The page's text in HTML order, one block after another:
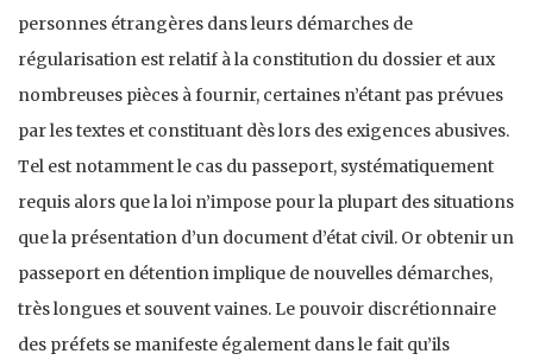
personnes étrangères dans leurs démarches de
régularisation est relatif à la constitution du dossier et aux
nombreuses pièces à fournir, certaines n’étant pas prévues
par les textes et constituant dès lors des exigences abusives.
Tel est notamment le cas du passeport, systématiquement
requis alors que la loi n’impose pour la plupart des situations
que la présentation d’un document d’état civil. Or obtenir un
passeport en détention implique de nouvelles démarches,
très longues et souvent vaines. Le pouvoir discrétionnaire
des préfets se manifeste également dans le fait qu’ils